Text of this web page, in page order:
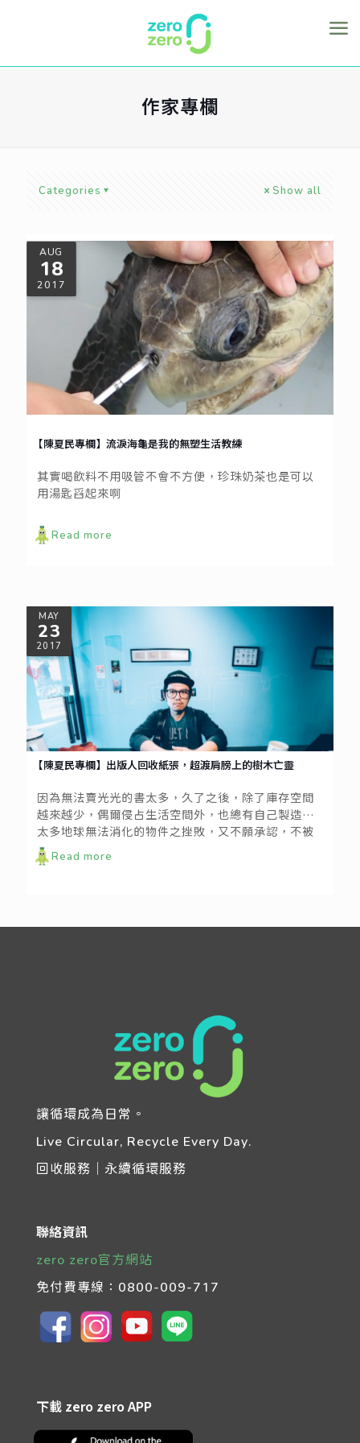
作家專欄
Categories Show all
AUG
18
2017
【陳夏民專欄】流淚海龜是我的無塑生活教練
其實喝飲料不用吸管不會不方便，珍珠奶茶也是可以
用湯匙舀起來啊
Read more
MAY
23
2017
【陳夏民專欄】出版人回收紙張，超渡肩膀上的樹木亡靈
因為無法賣光光的書太多，久了之後，除了庫存空間
越來越少，偶爾侵占生活空間外，也總有自己製造出
太多地球無法消化的物件之挫敗，又不願承認，不被
需要的其實就是垃圾。多麼哀傷的領悟。
Read more
讓循環成為日常。
Live Circular, Recycle Every Day.
回收服務｜永續循環服務
聯絡資訊
zero zero官方網站
免付費專線： 0800-009-717
下載 zero zero APP